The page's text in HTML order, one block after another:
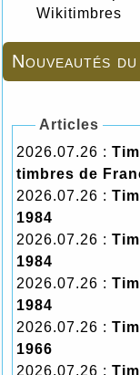
Wikitimbres
Nouveautés
Articles
2026.07.26 :
timbres de
2026.07.26 :
1984
2026.07.26 :
1984
2026.07.26 :
1984
2026.07.26 :
1966
2026.07.26 :